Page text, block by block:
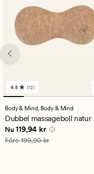
12
omdömen
med
ett
genomsnittligt
betyg
på
4.5
4.5 (12)
Body & Mind, Body & Mind
Dubbel massageboll natur
Nuvarande pris
Nu 119,94 kr
Ordinarie pris 199,90 kr
Före199,90 kr